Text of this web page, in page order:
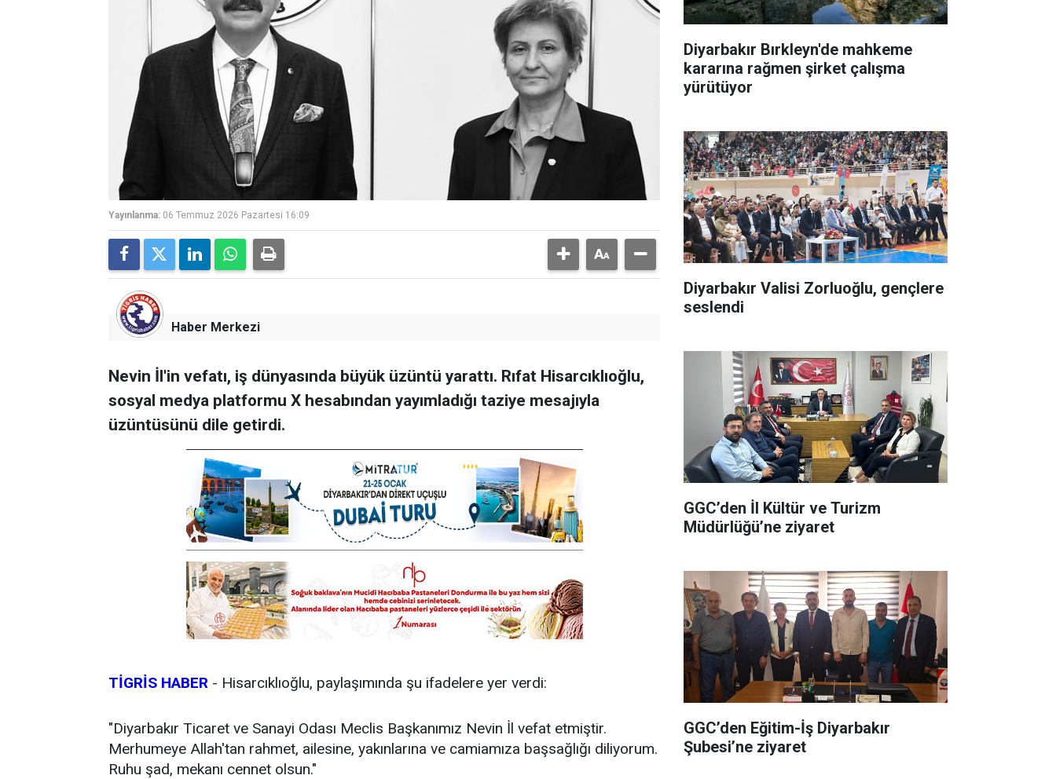
Yayınlanma: 06 Temmuz 2026 Pazartesi 16:09
Haber Merkezi
Nevin İl'in vefatı, iş dünyasında büyük üzüntü yarattı. Rıfat Hisarcıklıoğlu,
sosyal medya platformu X hesabından yayımladığı taziye mesajıyla
üzüntüsünü dile getirdi.
TİGRİS HABER - Hisarcıklıoğlu, paylaşımında şu ifadelere yer verdi:
"Diyarbakır Ticaret ve Sanayi Odası Meclis Başkanımız Nevin İl vefat etmiştir.
Merhumeye Allah'tan rahmet, ailesine, yakınlarına ve camiamıza başsağlığı diliyorum.
Ruhu şad, mekanı cennet olsun."
Diyarbakır Bırkleyn'de mahkeme
kararına rağmen şirket çalışma
yürütüyor
Diyarbakır Valisi Zorluoğlu, gençlere
seslendi
GGC’den İl Kültür ve Turizm
Müdürlüğü’ne ziyaret
GGC’den Eğitim-İş Diyarbakır
Şubesi’ne ziyaret